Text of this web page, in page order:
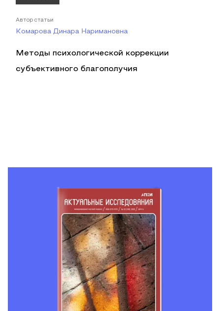
Автор статьи
Комарова Динара Наримановна
Методы психологической коррекции
субъективного благополучия